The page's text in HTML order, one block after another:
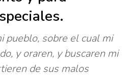
pueblo, sobre el cual mi
y oraren, y buscaren mi
de sus malos